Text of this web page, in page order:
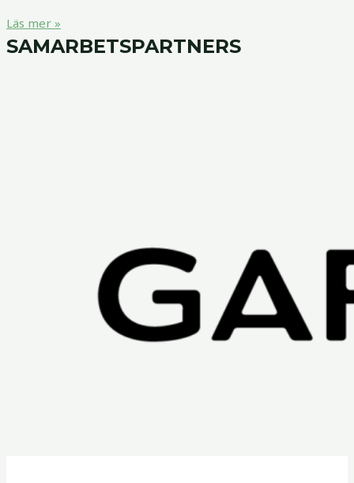
Läs mer »
SAMARBETSPARTNERS